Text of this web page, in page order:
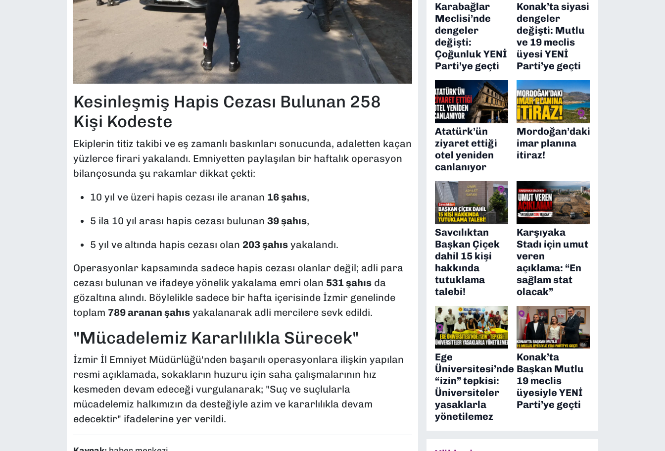
Kesinleşmiş Hapis Cezası Bulunan 258
Kişi Kodeste
Ekiplerin titiz takibi ve eş zamanlı baskınları sonucunda, adaletten kaçan
yüzlerce firari yakalandı. Emniyetten paylaşılan bir haftalık operasyon
bilançosunda şu rakamlar dikkat çekti:
10 yıl ve üzeri hapis cezası ile aranan 16 şahıs,
5 ila 10 yıl arası hapis cezası bulunan 39 şahıs,
5 yıl ve altında hapis cezası olan 203 şahısyakalandı.
Operasyonlar kapsamında sadece hapis cezası olanlar değil; adli para
cezası bulunan ve ifadeye yönelik yakalama emri olan 531 şahısda
gözaltına alındı. Böylelikle sadece bir hafta içerisinde İzmir genelinde
toplam 789 aranan şahısyakalanarak adli mercilere sevk edildi.
"Mücadelemiz Kararlılıkla Sürecek"
İzmir İl Emniyet Müdürlüğü'nden başarılı operasyonlara ilişkin yapılan
resmi açıklamada, sokakların huzuru için saha çalışmalarının hız
kesmeden devam edeceği vurgulanarak; "Suç ve suçlularla
mücadelemiz halkımızın da desteğiyle azim ve kararlılıkla devam
edecektir" ifadelerine yer verildi.
Karabağlar
Meclisi’nde
dengeler
değişti:
Çoğunluk YENİ
Parti’ye geçti
Konak’ta siyasi
dengeler
değişti: Mutlu
ve 19 meclis
üyesi YENİ
Parti’ye geçti
Atatürk’ün
ziyaret ettiği
otel yeniden
canlanıyor
Mordoğan’daki
imar planına
itiraz!
Savcılıktan
Başkan Çiçek
dahil 15 kişi
hakkında
tutuklama
talebi!
Karşıyaka
Stadı için umut
veren
açıklama: “En
sağlam stat
olacak”
Ege
Üniversitesi’nde
“izin” tepkisi:
Üniversiteler
yasaklarla
yönetilemez
Konak’ta
Başkan Mutlu
19 meclis
üyesiyle YENİ
Parti’ye geçti